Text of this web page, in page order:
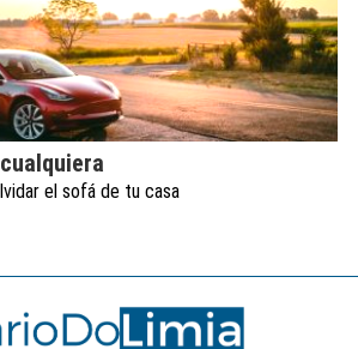
el sofá de tu casa